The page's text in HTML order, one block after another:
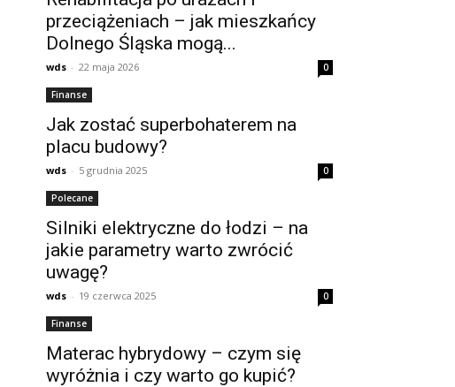
przeciążeniach – jak mieszkańcy
Dolnego Śląska mogą...
wds - 22 maja 2026 0
Finanse
Jak zostać superbohaterem na
placu budowy?
wds - 5 grudnia 2025 0
Polecane
Silniki elektryczne do łodzi – na
jakie parametry warto zwrócić
uwagę?
wds - 19 czerwca 2025 0
Finanse
Materac hybrydowy – czym się
wyróżnia i czy warto go kupić?